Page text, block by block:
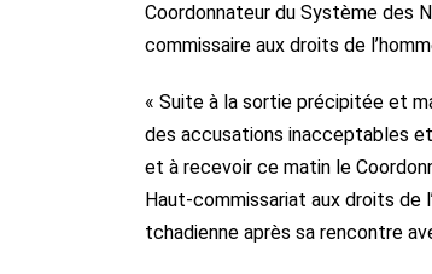
Coordonnateur du Système des
commissaire aux droits de
« Suite à la sortie précipitée et
des accusations inacceptables
et à recevoir ce matin le
Haut-commissariat aux droits de
tchadienne après sa rencontre